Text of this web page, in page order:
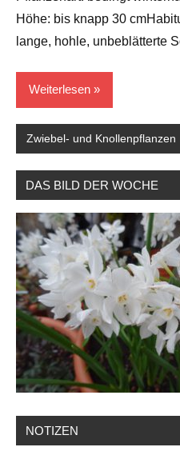
Höhe: bis knapp 30
lange, hohle, unbeblätterte
Weiterlesen
Zwiebel- und Knollenpflanzen
DAS BILD DER WOCHE
NOTIZEN